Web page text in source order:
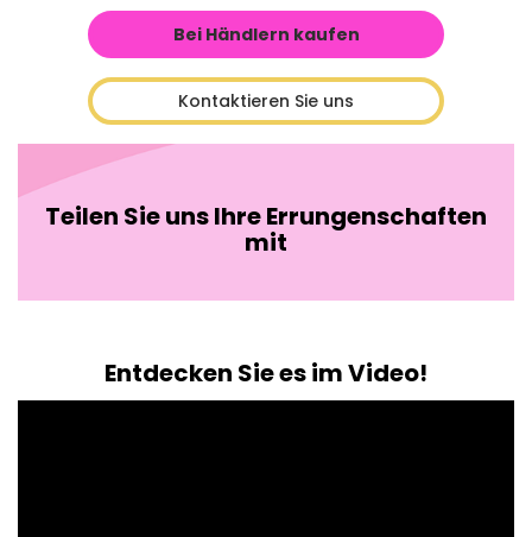
Bei Händlern kaufen
Kontaktieren Sie uns
Teilen Sie uns Ihre Errungenschaften
mit
Entdecken Sie es im Video!